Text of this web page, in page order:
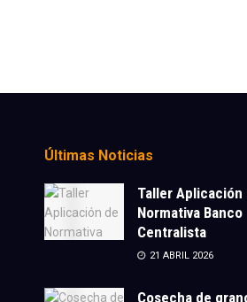
Últimas Noticias
Taller Aplicación
Normativa Banco
Centralista
21 ABRIL 2026
Cosecha de